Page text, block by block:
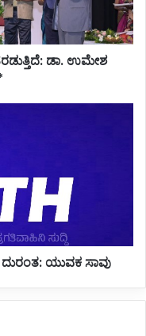
ಡಾ. ಉಮೇಶ
ದುರಂತ: ಯುವಕ ಸಾವು